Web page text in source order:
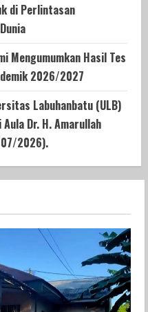
di Perlintasan
Mengumumkan Hasil Tes
2026/2027
Labuhanbatu (ULB)
Dr. H. Amarullah
07/2026).